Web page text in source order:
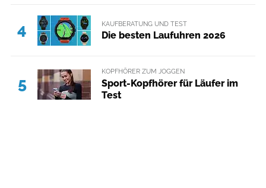
4 KAUFBERATUNG UND TEST
Die besten Laufuhren 2026
5
KOPFHÖRER ZUM JOGGEN
Sport-Kopfhörer für Läufer im
Test